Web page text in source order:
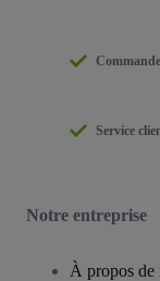
Service
Notre entreprise
À propos de